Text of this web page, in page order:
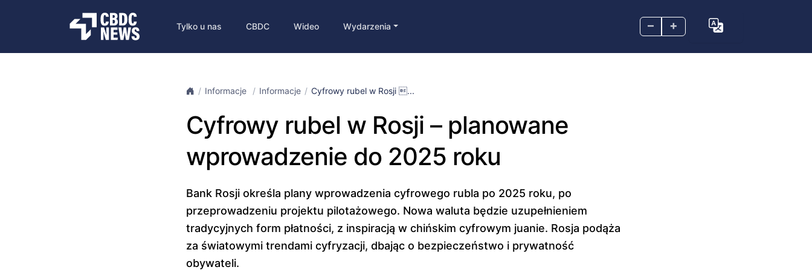
– +
Tylko u nas CBDC Wideo Wydarzenia
Informacje Informacje Cyfrowy rubel w Rosji ...
Cyfrowy rubel w Rosji – planowane
wprowadzenie do 2025 roku
Bank Rosji określa plany wprowadzenia cyfrowego rubla po 2025 roku, po
przeprowadzeniu projektu pilotażowego. Nowa waluta będzie uzupełnieniem
tradycyjnych form płatności, z inspiracją w chińskim cyfrowym juanie. Rosja podąża
za światowymi trendami cyfryzacji, dbając o bezpieczeństwo i prywatność
obywateli.